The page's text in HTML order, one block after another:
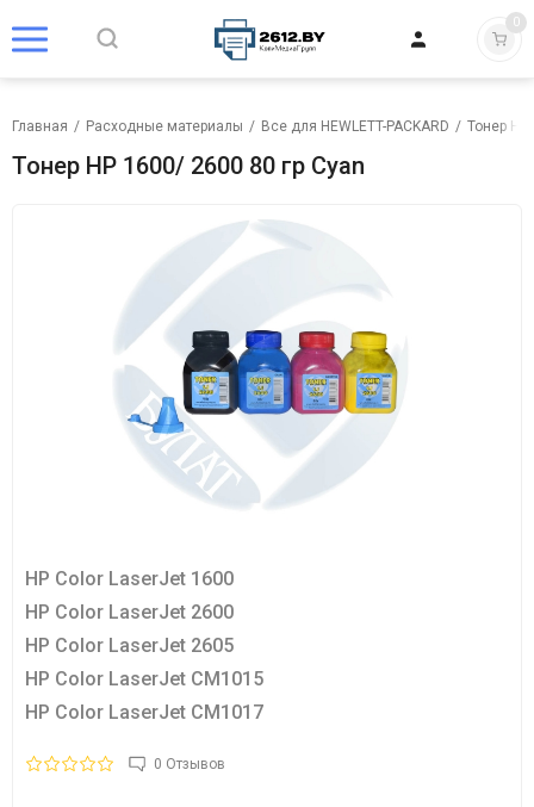
0
Главная / Расходные материалы / Все для HEWLETT-PACKARD / Тонер HP
Тонер HP 1600/ 2600 80 гр Cyan
HP Color LaserJet 1600
HP Color LaserJet 2600
HP Color LaserJet 2605
HP Color LaserJet CM1015
HP Color LaserJet CM1017
0 Отзывов